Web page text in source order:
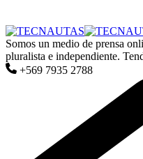
Somos un medio de prensa
pluralista e independiente.
+569 7935 2788